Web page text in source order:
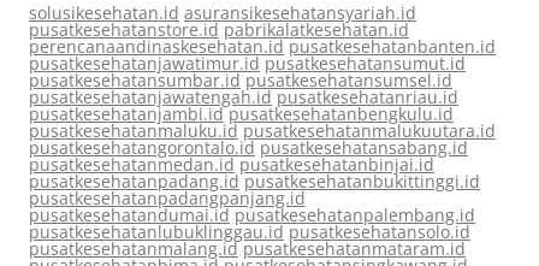
solusikesehatan.id asuransikesehatansyariah.id
pusatkesehatanstore.id pabrikalatkesehatan.id
perencanaandinaskesehatan.id pusatkesehatanbanten.id
pusatkesehatanjawatimur.id pusatkesehatansumut.id
pusatkesehatansumbar.id pusatkesehatansumsel.id
pusatkesehatanjawatengah.id pusatkesehatanriau.id
pusatkesehatanjambi.id pusatkesehatanbengkulu.id
pusatkesehatanmaluku.id pusatkesehatanmalukuutara.id
pusatkesehatangorontalo.id pusatkesehatansabang.id
pusatkesehatanmedan.id pusatkesehatanbinjai.id
pusatkesehatanpadang.id pusatkesehatanbukittinggi.id
pusatkesehatanpadangpanjang.id
pusatkesehatandumai.id pusatkesehatanpalembang.id
pusatkesehatanlubuklinggau.id pusatkesehatansolo.id
pusatkesehatanmalang.id pusatkesehatanmataram.id